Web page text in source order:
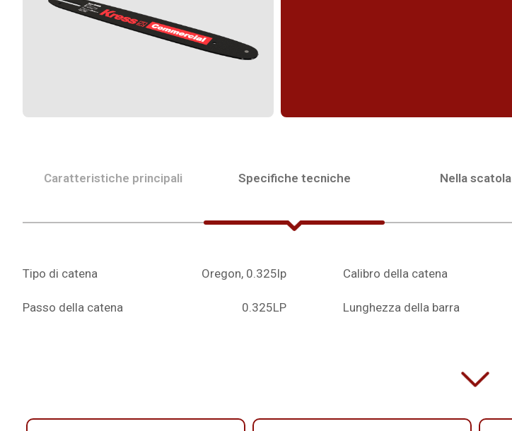
Caratteristiche principali Specifiche tecniche Nella scatola
Tipo di catena Oregon, 0.325lp
Passo della catena 0.325LP
Calibro della catena
Lunghezza della barra